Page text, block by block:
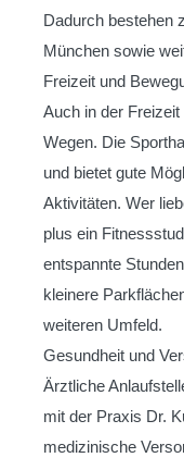
Dadurch bestehen
München sowie
Freizeit und
Auch in der
Wegen. Die
und bietet gute
Aktivitäten. Wer
plus ein
entspannte
kleinere
weiteren Umfeld.
Gesundheit und
Ärztliche
mit der Praxis Dr.
medizinische